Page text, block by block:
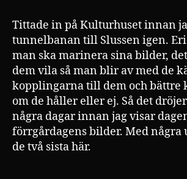
Tittade in på Kulturhuset innan
tunnelbanan till Slussen igen.
man ska marinera sina bilder,
dem vila så man blir av med de
kopplingarna till dem och bättre
om de håller eller ej. Så det
några dagar innan jag visar
förrgårdagens bilder. Med några
de två sista här.